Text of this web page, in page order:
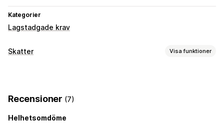
Kategorier
Lagstadgade krav
Skatter Visa funktioner
Recensioner (7)
Helhetsomdöme